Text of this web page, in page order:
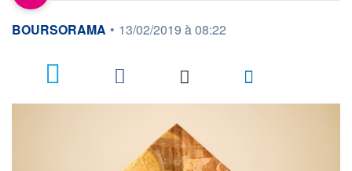
information fournie par
BOURSORAMA • 13/02/2019 à 08:22